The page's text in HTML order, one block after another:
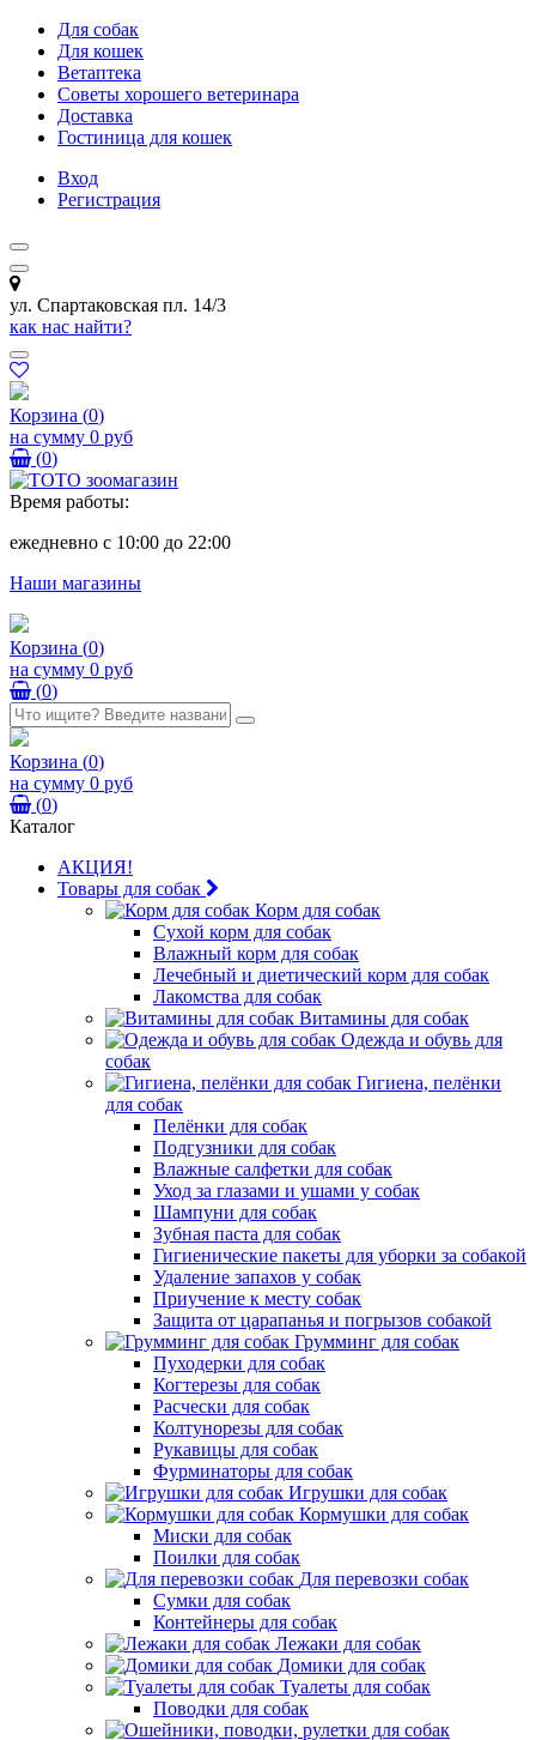
Для собак
Для кошек
Ветаптека
Советы хорошего ветеринара
Доставка
Гостиница для кошек
Вход
Регистрация
ул. Спартаковская пл. 14/3
как нас найти?
Корзина (0)
на сумму 0 руб
(0)
Время работы:
ежедневно с 10:00 до 22:00
Наши магазины
Корзина (0)
на сумму 0 руб
(0)
Корзина (0)
на сумму 0 руб
(0)
Каталог
АКЦИЯ!
Товары для собак
Корм для собак
Сухой корм для собак
Влажный корм для собак
Лечебный и диетический корм для собак
Лакомства для собак
Витамины для собак
Одежда и обувь для
собак
Гигиена, пелёнки
для собак
Пелёнки для собак
Подгузники для собак
Влажные салфетки для собак
Уход за глазами и ушами у собак
Шампуни для собак
Зубная паста для собак
Гигиенические пакеты для уборки за собакой
Удаление запахов у собак
Приучение к месту собак
Защита от царапанья и погрызов собакой
Грумминг для собак
Пуходерки для собак
Когтерезы для собак
Расчески для собак
Колтунорезы для собак
Рукавицы для собак
Фурминаторы для собак
Игрушки для собак
Кормушки для собак
Миски для собак
Поилки для собак
Для перевозки собак
Сумки для собак
Контейнеры для собак
Лежаки для собак
Домики для собак
Туалеты для собак
Поводки для собак